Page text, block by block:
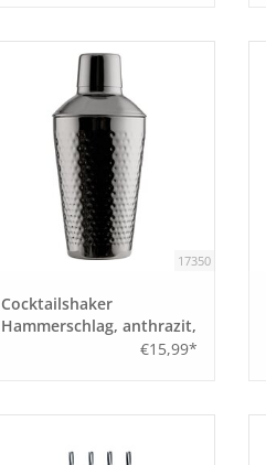
17350
Cocktailshaker
Hammerschlag, anthrazit,
€15,99*